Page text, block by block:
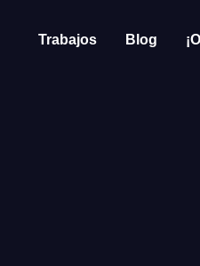
Trabajos Blog